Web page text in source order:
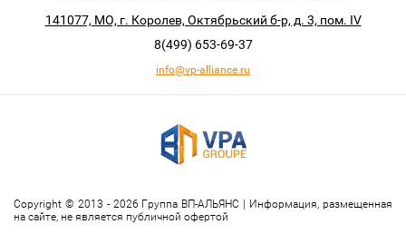
141077, МО, г. Королев, Октябрьский б-р, д. 3, пом. IV
8(499) 653-69-37
info@vp-alliance.ru
Copyright © 2013 - 2026 Группа ВП-АЛЬЯНС | Информация, размещенная
на сайте, не является публичной офертой